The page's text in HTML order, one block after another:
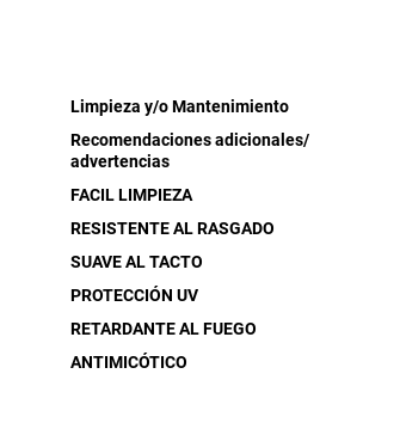
Limpieza y/o Mantenimiento
Recomendaciones adicionales/
advertencias
FACIL LIMPIEZA
RESISTENTE AL RASGADO
SUAVE AL TACTO
PROTECCIÓN UV
RETARDANTE AL FUEGO
ANTIMICÓTICO